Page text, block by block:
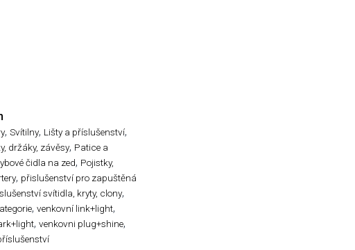
, Svítilny, Lišty a příslušenství,
držáky, závěsy, Patice a
čidla na zed, Pojistky,
, přislušenství pro zapuštěná
svítidla, kryty, clony,
, venkovní link+light,
, venkovni plug+shine,